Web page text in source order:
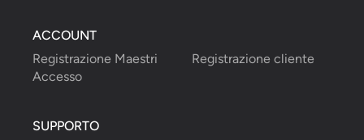
ACCOUNT
Registrazione Maestri
Registrazione cliente
Accesso
SUPPORTO